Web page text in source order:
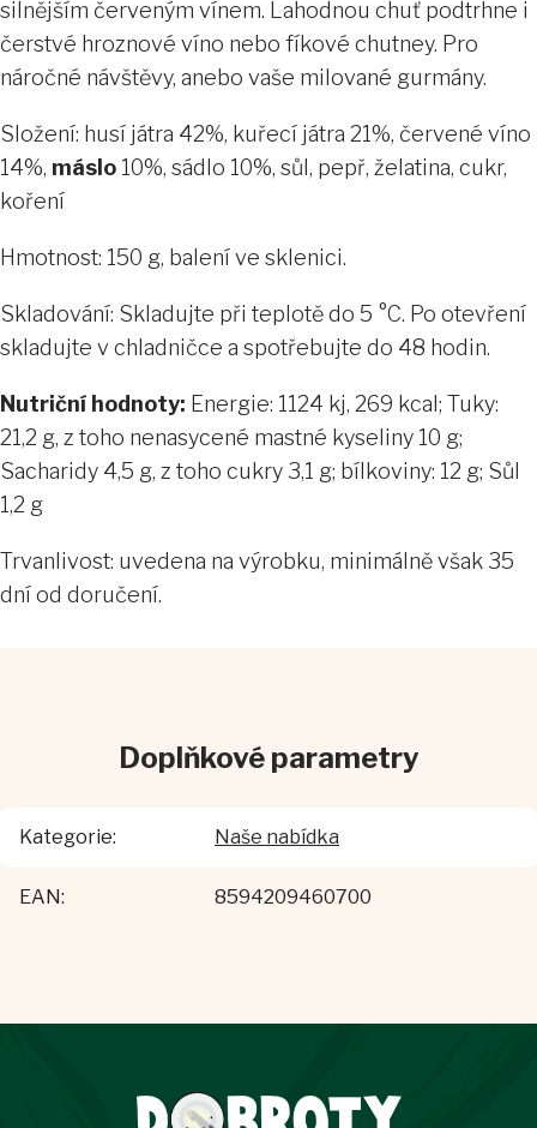
silnějším červeným vínem. Lahodnou chuť podtrhne i
čerstvé hroznové víno nebo fíkové chutney. Pro
náročné návštěvy, anebo vaše milované gurmány.
Složení: husí játra 42%, kuřecí játra 21%, červené víno
14%, máslo 10%, sádlo 10%, sůl, pepř, želatina, cukr,
koření
Hmotnost: 150 g, balení ve sklenici.
Skladování: Skladujte při teplotě do 5 °C. Po otevření
skladujte v chladničce a spotřebujte do 48 hodin.
Nutriční hodnoty: Energie: 1124 kj, 269 kcal; Tuky:
21,2 g, z toho nenasycené mastné kyseliny 10 g;
Sacharidy 4,5 g, z toho cukry 3,1 g; bílkoviny: 12 g; Sůl
1,2 g
Trvanlivost: uvedena na výrobku, minimálně však 35
dní od doručení.
Doplňkové parametry
Kategorie: Naše nabídka
EAN: 8594209460700